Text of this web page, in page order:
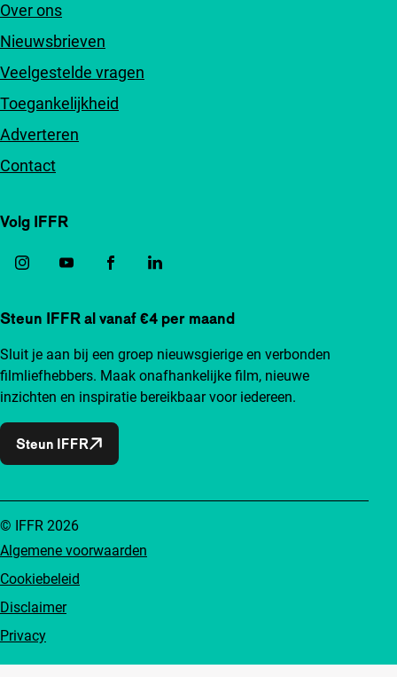
Over ons
Nieuwsbrieven
Veelgestelde vragen
Toegankelijkheid
Adverteren
Contact
Volg IFFR
Steun IFFR al vanaf €4 per maand
Sluit je aan bij een groep nieuwsgierige en verbonden
filmliefhebbers. Maak onafhankelijke film, nieuwe
inzichten en inspiratie bereikbaar voor iedereen.
Steun IFFR
Algemene voorwaarden
Cookiebeleid
Disclaimer
Privacy
© IFFR 2026